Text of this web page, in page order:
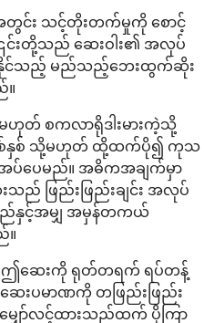
း သင့်တိုးတက်မှုကို စောင့်
င်းတို့သည် ဆေးဝါး၏ အလုပ်
ာနိုင်သည့် မည်သည့်ဘေးထွက်ဆိုး
။
ဟုတ် စကလာရိုဒါးမားကဲ့သို့
စ်နှစ် သို့မဟုတ် ထို့ထက်ပို၍ ကုသ
ပေမည်။ အဓိကအချက်မှာ
ည် ဖြည်းဖြည်းချင်း အလုပ်
ည်နှင့်အမျှ အမှန်တကယ်
။
ဤဆေးကို ရုတ်တရက် ရပ်တန့်
ဆေးပမာဏကို တဖြည်းဖြည်း
ော်လင့်ထားသည်ထက် ပိုကြာ